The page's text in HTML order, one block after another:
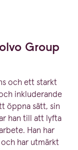
Group
och ett starkt
inklu­de­rande
öppna sätt, sin
han till att lyfta
Han har
har utmärkt